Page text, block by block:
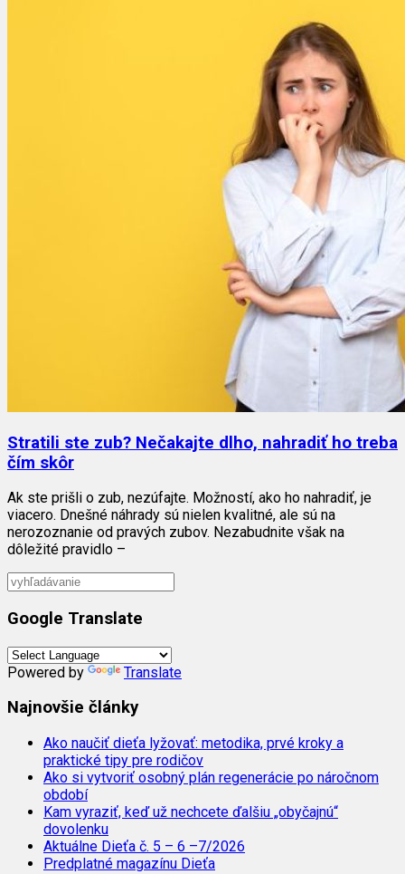
Stratili ste zub? Nečakajte dlho, nahradiť ho treba
čím skôr
Ak ste prišli o zub, nezúfajte. Možností, ako ho nahradiť, je
viacero. Dnešné náhrady sú nielen kvalitné, ale sú na
nerozoznanie od pravých zubov. Nezabudnite však na
dôležité pravidlo –
Google Translate
Powered by Translate
Najnovšie články
Ako naučiť dieťa lyžovať: metodika, prvé kroky a
praktické tipy pre rodičov
Ako si vytvoriť osobný plán regenerácie po náročnom
období
Kam vyraziť, keď už nechcete ďalšiu „obyčajnú“
dovolenku
Aktuálne Dieťa č. 5 – 6 –7/2026
Predplatné magazínu Dieťa